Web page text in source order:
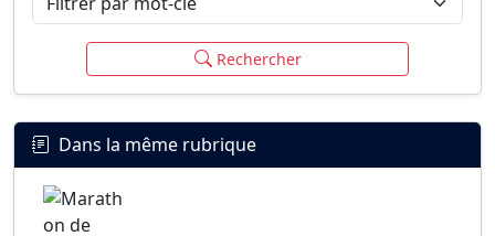
Rechercher
Dans la même rubrique